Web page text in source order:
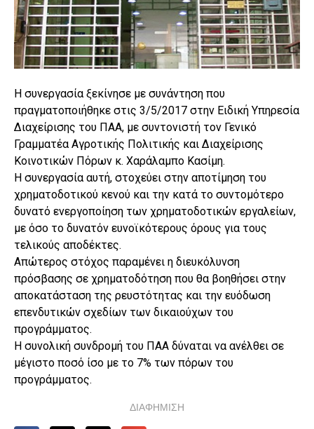
Η συνεργασία ξεκίνησε με συνάντηση που
πραγματοποιήθηκε στις 3/5/2017 στην Ειδική Υπηρεσία
Διαχείρισης του ΠΑΑ, με συντονιστή τον Γενικό
Γραμματέα Αγροτικής Πολιτικής και Διαχείρισης
Κοινοτικών Πόρων κ. Χαράλαμπο Κασίμη.
Η συνεργασία αυτή, στοχεύει στην αποτίμηση του
χρηματοδοτικού κενού και την κατά το συντομότερο
δυνατό ενεργοποίηση των χρηματοδοτικών εργαλείων,
με όσο το δυνατόν ευνοϊκότερους όρους για τους
τελικούς αποδέκτες.
Απώτερος στόχος παραμένει η διευκόλυνση
πρόσβασης σε χρηματοδότηση που θα βοηθήσει στην
αποκατάσταση της ρευστότητας και την ευόδωση
επενδυτικών σχεδίων των δικαιούχων του
προγράμματος.
Η συνολική συνδρομή του ΠΑΑ δύναται να ανέλθει σε
μέγιστο ποσό ίσο με το 7% των πόρων του
προγράμματος.
ΔΙΑΦΗΜΙΣΗ